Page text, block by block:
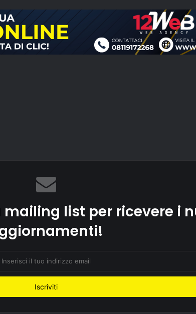
list per ricevere i